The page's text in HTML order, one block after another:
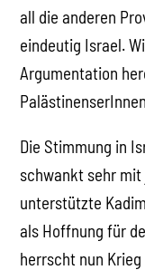
all die anderen
eindeutig Israel.
Argumentation
Die Stimmung in
schwankt sehr mit
unterstützte
als Hoffnung für
herrscht nun